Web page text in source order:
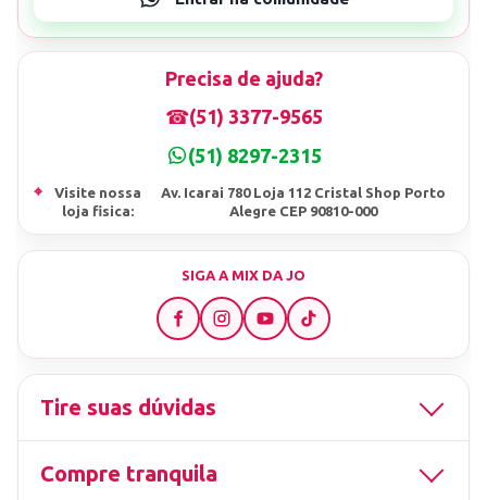
Precisa de ajuda?
☎(51) 3377-9565
(51) 8297-2315
⌖
Visite nossa
loja fisica:
Av. Icarai 780 Loja 112 Cristal Shop Porto
Alegre CEP 90810-000
SIGA A MIX DA JO
Tire suas dúvidas
Compre tranquila